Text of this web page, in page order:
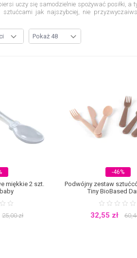
uczy się samodzielnie spożywać posiłki, a
sztućcami jak najszybciej, nie
nauczyć malucha spożywania pokarmu
rozwiązania, które uniemożliwią mu zranienie
bezpieczne oraz przystosowane do
który dopiero rozpoczyna swoją przygodę z
z plastikowych na wykonane ze stali
niejadków
Twój maluch niechętnie
zestawy
. Maluchy
nie sprawia mu przyjemności, podaruj
temperatury. Twoje dziecko będzie
dla dzieci z ulubionymi postaciami Nie od
kawałków jedzenia tak, aby
Twojej pociechy lub po prostu w
wybrzydzania, a tym samym chętniej
na prezent. Szeroki asortyment sklepu
sprawia, że zachęcimy do jedzenia regularnych
miękkie 2 szt.
25,00zł
-46%
Podwójny zestaw
Tiny BioBased
32,55 zł